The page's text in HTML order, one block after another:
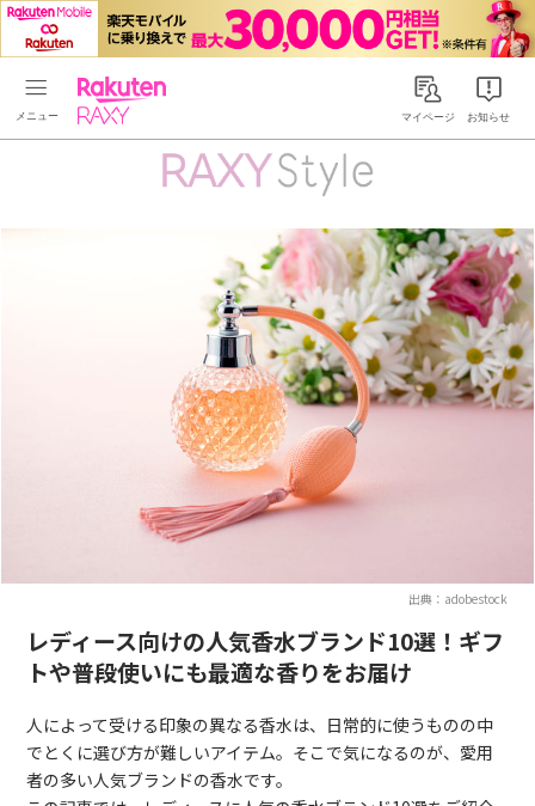
Rakuten RAXYマイページ お知らせ
出典：adobestock
レディース向けの人気香水ブランド10選！ギフ
トや普段使いにも最適な香りをお届け
人によって受ける印象の異なる香水は、日常的に使うものの中
でとくに選び方が難しいアイテム。そこで気になるのが、愛用
者の多い人気ブランドの香水です。